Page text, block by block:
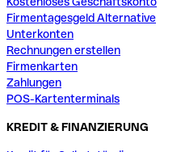
Firmentagesgeld Alternative
Unterkonten
Rechnungen erstellen
Firmenkarten
Zahlungen
POS-Kartenterminals
KREDIT & FINANZIERUNG